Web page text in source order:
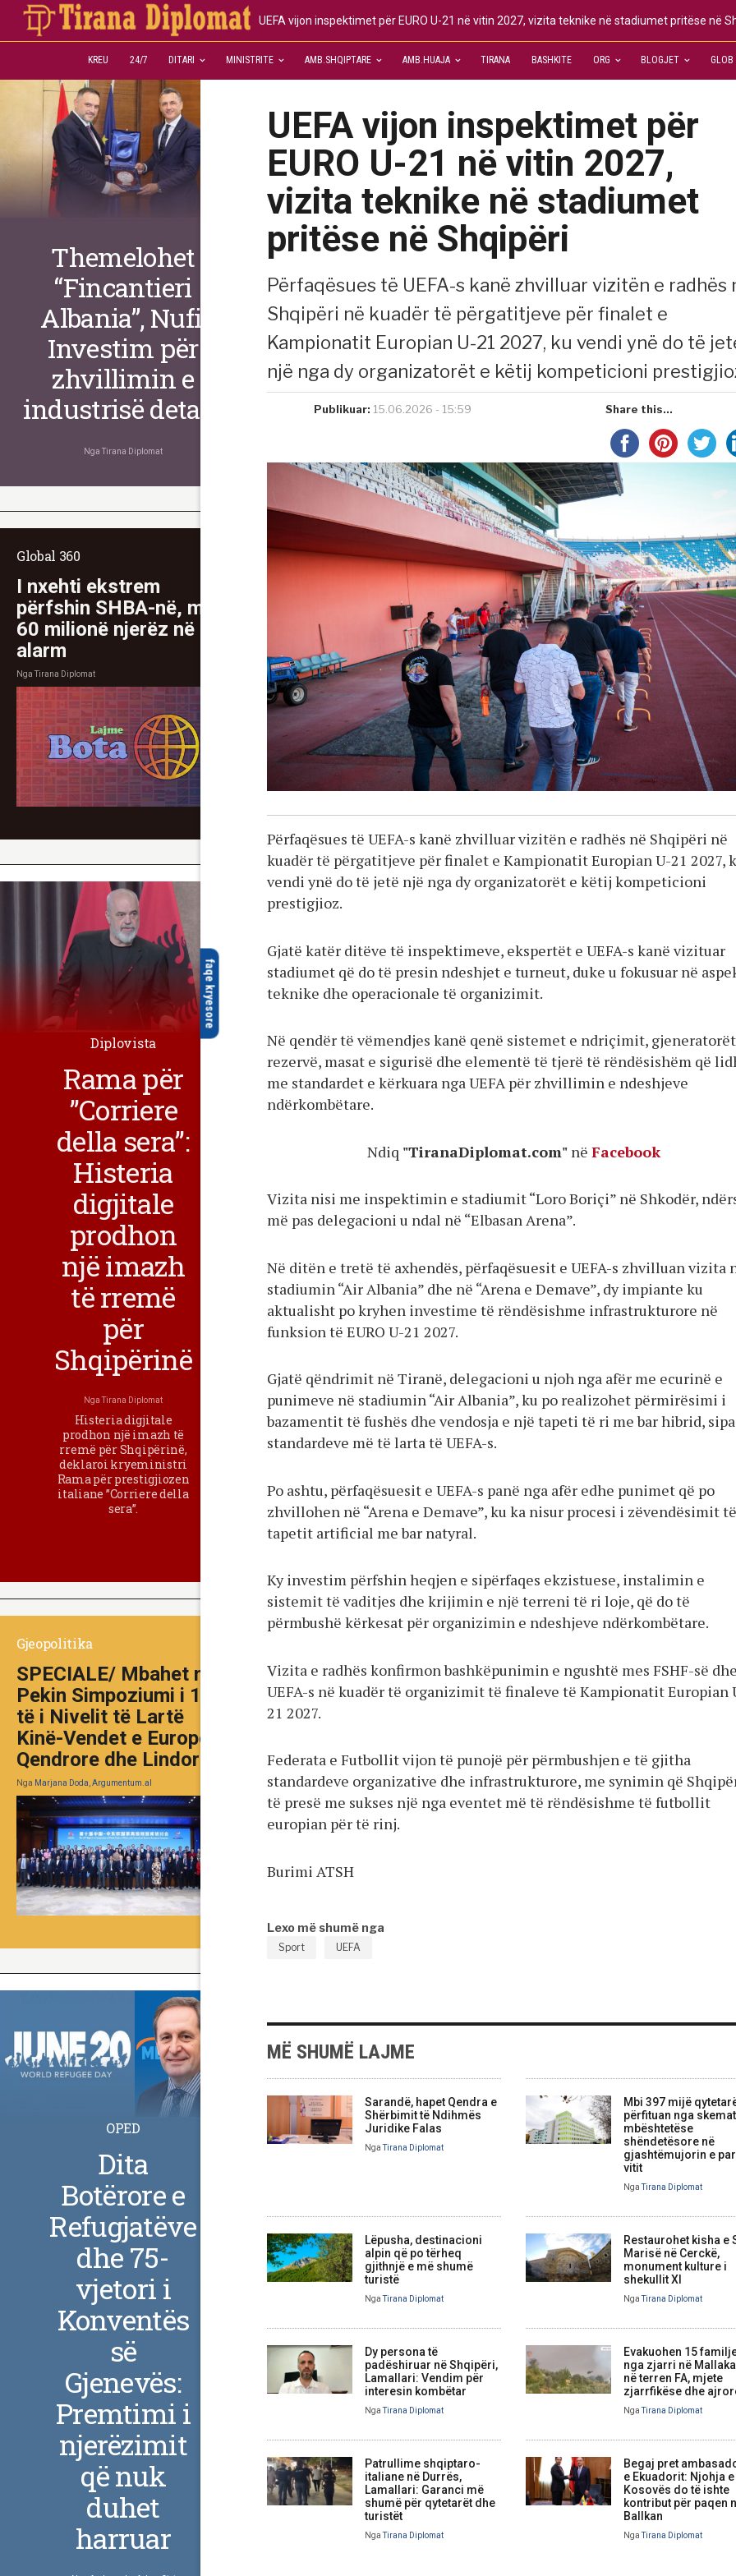
UEFA vijon inspektimet për EURO U-21 në vitin 2027, vizita teknike në stadiumet pritëse në
KREU 24/7 DITARI MINISTRITE AMB.SHQIPTARE AMB.HUAJA TIRANA BASHKITE ORG BLOGJET GLOB
faqe kryesore
UEFA vijon inspektimet për
EURO U-21 në vitin 2027,
vizita teknike në stadiumet
pritëse në Shqipëri
Përfaqësues të UEFA-s kanë zhvilluar vizitën e radhës
Shqipëri në kuadër të përgatitjeve për finalet e
Kampionatit Europian U-21 2027, ku vendi ynë do të
një nga dy organizatorët e këtij kompeticioni
Publikuar: 15.06.2026 - 15:59 Share this...
Përfaqësues të UEFA-s kanë zhvilluar vizitën e radhës në Shqipëri në
kuadër të përgatitjeve për finalet e Kampionatit Europian U-21 2027,
vendi ynë do të jetë një nga dy organizatorët e këtij kompeticioni
prestigjioz.
Gjatë katër ditëve të inspektimeve, ekspertët e UEFA-s kanë vizituar
stadiumet që do të presin ndeshjet e turneut, duke u fokusuar në
teknike dhe operacionale të organizimit.
Në qendër të vëmendjes kanë qenë sistemet e ndriçimit, gjeneratorët
rezervë, masat e sigurisë dhe elementë të tjerë të rëndësishëm që
me standardet e kërkuara nga UEFA për zhvillimin e ndeshjeve
ndërkombëtare.
Ndiq "TiranaDiplomat.com" në Facebook
Vizita nisi me inspektimin e stadiumit “Loro Boriçi” në Shkodër,
më pas delegacioni u ndal në “Elbasan Arena”.
Në ditën e tretë të axhendës, përfaqësuesit e UEFA-s zhvilluan vizita
stadiumin “Air Albania” dhe në “Arena e Demave”, dy impiante ku
aktualisht po kryhen investime të rëndësishme infrastrukturore në
funksion të EURO U-21 2027.
Gjatë qëndrimit në Tiranë, delegacioni u njoh nga afër me ecurinë e
punimeve në stadiumin “Air Albania”, ku po realizohet përmirësimi i
bazamentit të fushës dhe vendosja e një tapeti të ri me bar hibrid,
standardeve më të larta të UEFA-s.
Po ashtu, përfaqësuesit e UEFA-s panë nga afër edhe punimet që po
zhvillohen në “Arena e Demave”, ku ka nisur procesi i zëvendësimit të
tapetit artificial me bar natyral.
Ky investim përfshin heqjen e sipërfaqes ekzistuese, instalimin e
sistemit të vaditjes dhe krijimin e një terreni të ri loje, që do të
përmbushë kërkesat për organizimin e ndeshjeve ndërkombëtare.
Vizita e radhës konfirmon bashkëpunimin e ngushtë mes FSHF-së dhe
UEFA-s në kuadër të organizimit të finaleve të Kampionatit Europian
21 2027.
Federata e Futbollit vijon të punojë për përmbushjen e të gjitha
standardeve organizative dhe infrastrukturore, me synimin që
të presë me sukses një nga eventet më të rëndësishme të futbollit
europian për të rinj.
Burimi ATSH
Lexo më shumë nga
Sport UEFA
MË SHUMË LAJME
Sarandë, hapet Qendra e
Shërbimit të Ndihmës
Juridike Falas
NgaTirana Diplomat
Mbi 397 mijë
përfituan nga skemat
mbështetëse
shëndetësore në
gjashtëmujorin e
vitit
NgaTirana Diplomat
Lëpusha, destinacioni
alpin që po tërheq
gjithnjë e më shumë
turistë
NgaTirana Diplomat
Restaurohet kisha e
Marisë në Cerckë,
monument kulture i
shekullit XI
NgaTirana Diplomat
Dy persona të
padëshiruar në Shqipëri,
Lamallari: Vendim për
interesin kombëtar
NgaTirana Diplomat
Evakuohen 15
nga zjarri në
në terren FA, mjete
zjarrfikëse dhe
NgaTirana Diplomat
Patrullime shqiptaro-
italiane në Durrës,
Lamallari: Garanci më
shumë për qytetarët dhe
turistët
NgaTirana Diplomat
Begaj pret
e Ekuadorit: Njohja e
Kosovës do të ishte
kontribut për paqen
Ballkan
NgaTirana Diplomat
Themelohet
“Fincantieri
Albania”, Nufi:
Investim për
zhvillimin e
industrisë detare
Nga Tirana Diplomat
Global 360
I nxehti ekstrem
përfshin SHBA-në, mbi
60 milionë njerëz në
alarm
NgaTirana Diplomat
Diplovista
Rama për
”Corriere
della sera”:
Histeria
digjitale
prodhon
një imazh
të rremë
për
Shqipërinë
NgaTirana Diplomat
Histeria digjitale
prodhon një imazh të
rremë për Shqipërinë,
deklaroi kryeministri
Rama për prestigjiozen
italiane ”Corriere della
sera”.
Gjeopolitika
SPECIALE/ Mbahet në
Pekin Simpoziumi i 10-
të i Nivelit të Lartë
Kinë-Vendet e Europës
Qendrore dhe Lindore
Nga Marjana Doda, Argumentum.al
OPED
Dita
Botërore e
Refugjatëve
dhe 75-
vjetori i
Konventës
së
Gjenevës:
Premtimi i
njerëzimit
që nuk
duhet
harruar